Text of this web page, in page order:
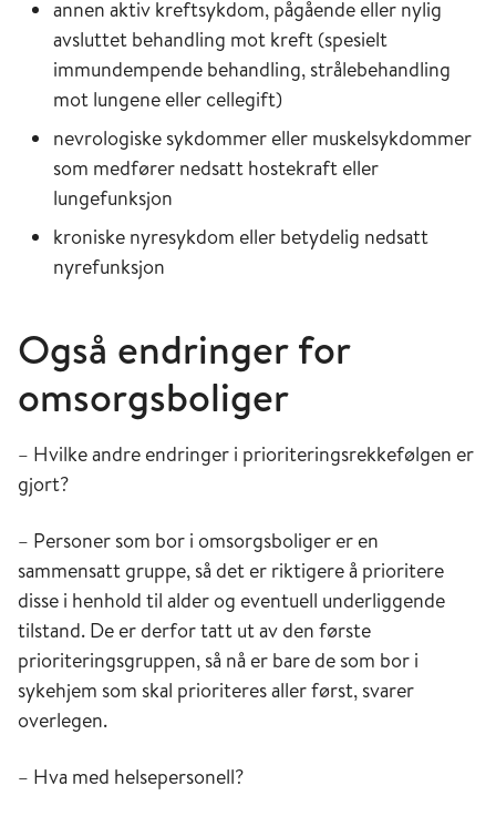
annen aktiv kreftsykdom, pågående eller nylig
avsluttet behandling mot kreft (spesielt
immundempende behandling, strålebehandling
mot lungene eller cellegift)
nevrologiske sykdommer eller muskelsykdommer
som medfører nedsatt hostekraft eller
lungefunksjon
kroniske nyresykdom eller betydelig nedsatt
nyrefunksjon
Også endringer for
omsorgsboliger
– Hvilke andre endringer i prioriteringsrekkefølgen er
gjort?
– Personer som bor i omsorgsboliger er en
sammensatt gruppe, så det er riktigere å prioritere
disse i henhold til alder og eventuell underliggende
tilstand. De er derfor tatt ut av den første
prioriteringsgruppen, så nå er bare de som bor i
sykehjem som skal prioriteres aller først, svarer
overlegen.
– Hva med helsepersonell?